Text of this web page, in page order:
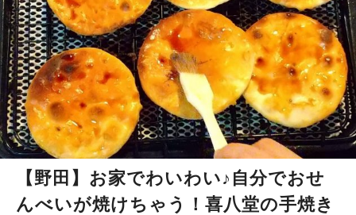
【野田】お家でわいわい♪自分でおせ
んべいが焼けちゃう！喜八堂の手焼き